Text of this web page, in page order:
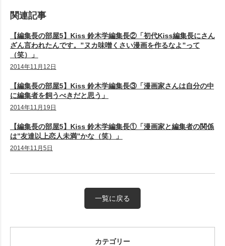
関連記事
【編集長の部屋5】Kiss 鈴木学編集長②「初代Kiss編集長にさん
ざん言われたんです。”ヌカ味噌くさい漫画を作るなよ”って
（笑）」
2014年11月12日
【編集長の部屋5】Kiss 鈴木学編集長③「漫画家さんは自分の中
に編集者を飼うべきだと思う」
2014年11月19日
【編集長の部屋5】Kiss 鈴木学編集長①「漫画家と編集者の関係
は”友達以上恋人未満”かな（笑）」
2014年11月5日
一覧に戻る
カテゴリー